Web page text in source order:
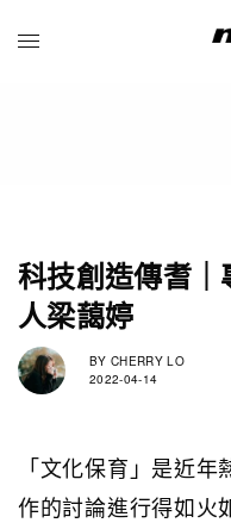
科技創造傳耆
人梁藹婷
BY CHERRY LO
2022-04-14
「文化保育」是近
作的討論進行得如火